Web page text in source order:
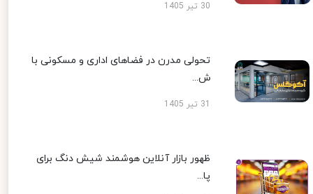
30 تیر 1405
تحولی مدرن در فضاهای اداری و مسکونی با
ش...
ظهور بازار آنلاین هوشمند شیش دنگ برای
پا...